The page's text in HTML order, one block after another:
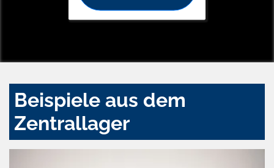
Beispiele aus dem
Zentrallager